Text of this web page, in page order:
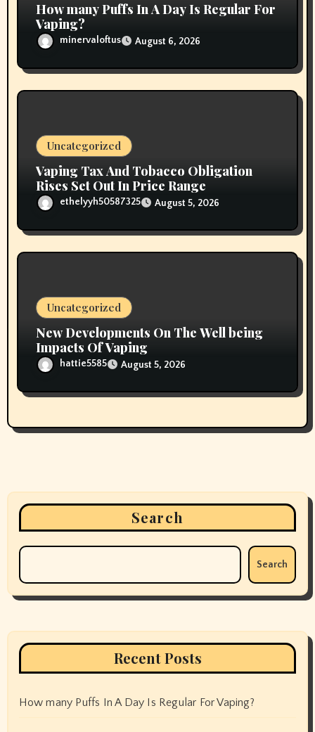
How many Puffs In A Day Is Regular For
Vaping?
minervaloftus August 6, 2026
Uncategorized
Vaping Tax And Tobacco Obligation
Rises Set Out In Price Range
ethelyyh50587325 August 5, 2026
Uncategorized
New Developments On The Well being
Impacts Of Vaping
hattie5585 August 5, 2026
Search
Search
Recent Posts
How many Puffs In A Day Is Regular For Vaping?